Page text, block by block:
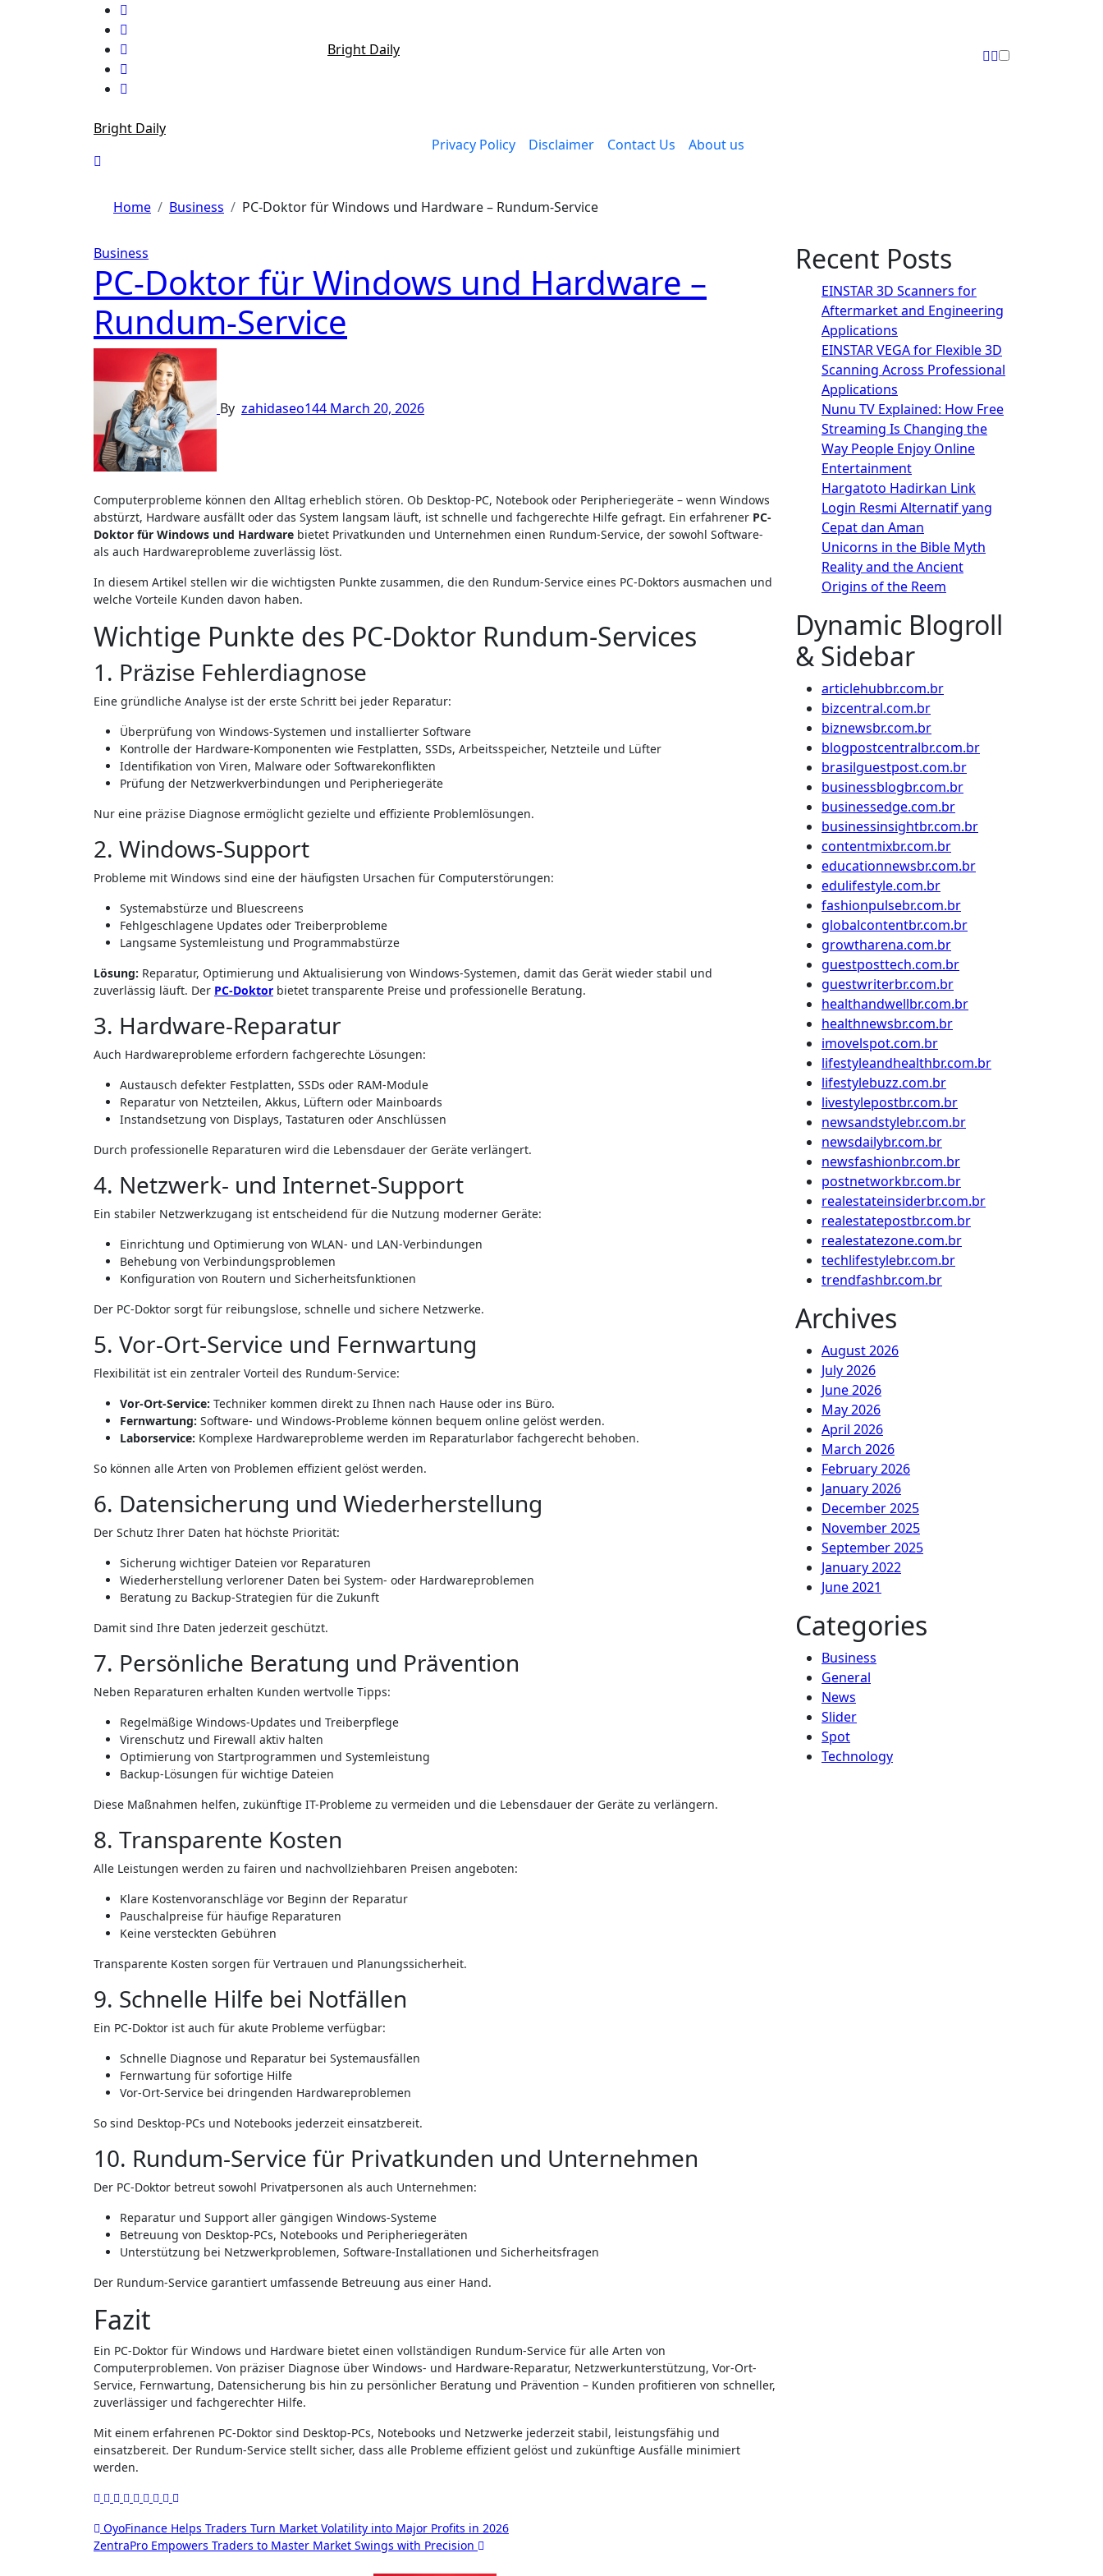
Bright Daily
Bright Daily
Privacy Policy
Disclaimer Contact Us About us
Home Business PC-Doktor für Windows und Hardware – Rundum-Service
Business
PC-Doktor für Windows und Hardware –
Rundum-Service
By zahidaseo144 March 20, 2026
Computerprobleme können den Alltag erheblich stören. Ob Desktop-PC, Notebook oder Peripheriegeräte – wenn Windows
abstürzt, Hardware ausfällt oder das System langsam läuft, ist schnelle und fachgerechte Hilfe gefragt. Ein erfahrener PC-
Doktor für Windows und Hardware bietet Privatkunden und Unternehmen einen Rundum-Service, der sowohl Software-
als auch Hardwareprobleme zuverlässig löst.
In diesem Artikel stellen wir die wichtigsten Punkte zusammen, die den Rundum-Service eines PC-Doktors ausmachen und
welche Vorteile Kunden davon haben.
Wichtige Punkte des PC-Doktor Rundum-Services
1. Präzise Fehlerdiagnose
Eine gründliche Analyse ist der erste Schritt bei jeder Reparatur:
Überprüfung von Windows-Systemen und installierter Software
Kontrolle der Hardware-Komponenten wie Festplatten, SSDs, Arbeitsspeicher, Netzteile und Lüfter
Identifikation von Viren, Malware oder Softwarekonflikten
Prüfung der Netzwerkverbindungen und Peripheriegeräte
Nur eine präzise Diagnose ermöglicht gezielte und effiziente Problemlösungen.
2. Windows-Support
Probleme mit Windows sind eine der häufigsten Ursachen für Computerstörungen:
Systemabstürze und Bluescreens
Fehlgeschlagene Updates oder Treiberprobleme
Langsame Systemleistung und Programmabstürze
Lösung: Reparatur, Optimierung und Aktualisierung von Windows-Systemen, damit das Gerät wieder stabil und
zuverlässig läuft. Der PC-Doktor bietet transparente Preise und professionelle Beratung.
3. Hardware-Reparatur
Auch Hardwareprobleme erfordern fachgerechte Lösungen:
Austausch defekter Festplatten, SSDs oder RAM-Module
Reparatur von Netzteilen, Akkus, Lüftern oder Mainboards
Instandsetzung von Displays, Tastaturen oder Anschlüssen
Durch professionelle Reparaturen wird die Lebensdauer der Geräte verlängert.
4. Netzwerk- und Internet-Support
Ein stabiler Netzwerkzugang ist entscheidend für die Nutzung moderner Geräte:
Einrichtung und Optimierung von WLAN- und LAN-Verbindungen
Behebung von Verbindungsproblemen
Konfiguration von Routern und Sicherheitsfunktionen
Der PC-Doktor sorgt für reibungslose, schnelle und sichere Netzwerke.
5. Vor-Ort-Service und Fernwartung
Flexibilität ist ein zentraler Vorteil des Rundum-Service:
Vor-Ort-Service: Techniker kommen direkt zu Ihnen nach Hause oder ins Büro.
Fernwartung: Software- und Windows-Probleme können bequem online gelöst werden.
Laborservice: Komplexe Hardwareprobleme werden im Reparaturlabor fachgerecht behoben.
So können alle Arten von Problemen effizient gelöst werden.
6. Datensicherung und Wiederherstellung
Der Schutz Ihrer Daten hat höchste Priorität:
Sicherung wichtiger Dateien vor Reparaturen
Wiederherstellung verlorener Daten bei System- oder Hardwareproblemen
Beratung zu Backup-Strategien für die Zukunft
Damit sind Ihre Daten jederzeit geschützt.
7. Persönliche Beratung und Prävention
Neben Reparaturen erhalten Kunden wertvolle Tipps:
Regelmäßige Windows-Updates und Treiberpflege
Virenschutz und Firewall aktiv halten
Optimierung von Startprogrammen und Systemleistung
Backup-Lösungen für wichtige Dateien
Diese Maßnahmen helfen, zukünftige IT-Probleme zu vermeiden und die Lebensdauer der Geräte zu verlängern.
8. Transparente Kosten
Alle Leistungen werden zu fairen und nachvollziehbaren Preisen angeboten:
Klare Kostenvoranschläge vor Beginn der Reparatur
Pauschalpreise für häufige Reparaturen
Keine versteckten Gebühren
Transparente Kosten sorgen für Vertrauen und Planungssicherheit.
9. Schnelle Hilfe bei Notfällen
Ein PC-Doktor ist auch für akute Probleme verfügbar:
Schnelle Diagnose und Reparatur bei Systemausfällen
Fernwartung für sofortige Hilfe
Vor-Ort-Service bei dringenden Hardwareproblemen
So sind Desktop-PCs und Notebooks jederzeit einsatzbereit.
10. Rundum-Service für Privatkunden und Unternehmen
Der PC-Doktor betreut sowohl Privatpersonen als auch Unternehmen:
Reparatur und Support aller gängigen Windows-Systeme
Betreuung von Desktop-PCs, Notebooks und Peripheriegeräten
Unterstützung bei Netzwerkproblemen, Software-Installationen und Sicherheitsfragen
Der Rundum-Service garantiert umfassende Betreuung aus einer Hand.
Fazit
Ein PC-Doktor für Windows und Hardware bietet einen vollständigen Rundum-Service für alle Arten von
Computerproblemen. Von präziser Diagnose über Windows- und Hardware-Reparatur, Netzwerkunterstützung, Vor-Ort-
Service, Fernwartung, Datensicherung bis hin zu persönlicher Beratung und Prävention – Kunden profitieren von schneller,
zuverlässiger und fachgerechter Hilfe.
Mit einem erfahrenen PC-Doktor sind Desktop-PCs, Notebooks und Netzwerke jederzeit stabil, leistungsfähig und
einsatzbereit. Der Rundum-Service stellt sicher, dass alle Probleme effizient gelöst und zukünftige Ausfälle minimiert
werden.
Post
navigation
OyoFinance Helps Traders Turn Market Volatility into Major Profits in 2026
ZentraPro Empowers Traders to Master Market Swings with Precision
Recent Posts
EINSTAR 3D Scanners for
Aftermarket and Engineering
Applications
EINSTAR VEGA for Flexible 3D
Scanning Across Professional
Applications
Nunu TV Explained: How Free
Streaming Is Changing the
Way People Enjoy Online
Entertainment
Hargatoto Hadirkan Link
Login Resmi Alternatif yang
Cepat dan Aman
Unicorns in the Bible Myth
Reality and the Ancient
Origins of the Reem
Dynamic Blogroll
& Sidebar
articlehubbr.com.br
bizcentral.com.br
biznewsbr.com.br
blogpostcentralbr.com.br
brasilguestpost.com.br
businessblogbr.com.br
businessedge.com.br
businessinsightbr.com.br
contentmixbr.com.br
educationnewsbr.com.br
edulifestyle.com.br
fashionpulsebr.com.br
globalcontentbr.com.br
growtharena.com.br
guestposttech.com.br
guestwriterbr.com.br
healthandwellbr.com.br
healthnewsbr.com.br
imovelspot.com.br
lifestyleandhealthbr.com.br
lifestylebuzz.com.br
livestylepostbr.com.br
newsandstylebr.com.br
newsdailybr.com.br
newsfashionbr.com.br
postnetworkbr.com.br
realestateinsiderbr.com.br
realestatepostbr.com.br
realestatezone.com.br
techlifestylebr.com.br
trendfashbr.com.br
Archives
August 2026
July 2026
June 2026
May 2026
April 2026
March 2026
February 2026
January 2026
December 2025
November 2025
September 2025
January 2022
June 2021
Categories
Business
General
News
Slider
Spot
Technology